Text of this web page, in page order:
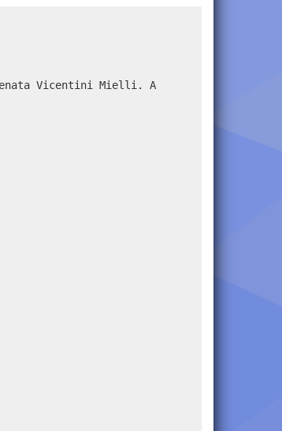
Vicentini Mielli. A